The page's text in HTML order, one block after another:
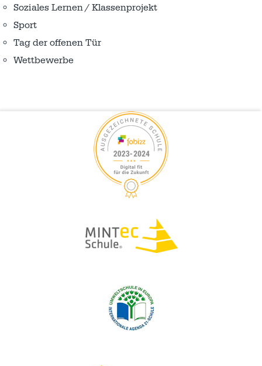
Soziales Lernen / Klassenprojekt
Sport
Tag der offenen Tür
Wettbewerbe